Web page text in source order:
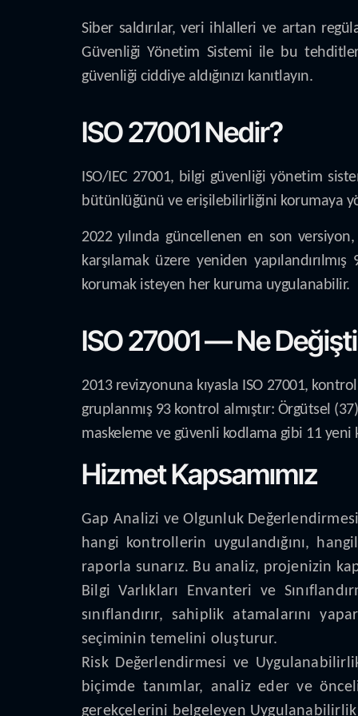
Siber saldırılar, veri ihlalleri ve artan
Güvenliği Yönetim Sistemi ile bu
güvenliği ciddiye aldığınızı kanıtlayın.
ISO 27001 Nedir?
ISO/IEC 27001, bilgi güvenliği yönetim
bütünlüğünü ve erişilebilirliğini korumaya
2022 yılında güncellenen en son
karşılamak üzere yeniden
korumak isteyen her kuruma uygulanabilir.
ISO 27001 — Ne Değişti
2013 revizyonuna kıyasla ISO 27001,
gruplanmış 93 kontrol almıştır: Örgütsel
maskeleme ve güvenli kodlama gibi 11
Hizmet Kapsamımız
Gap Analizi ve Olgunluk
hangi kontrollerin uygulandığını,
raporla sunarız. Bu analiz, projenizin
Bilgi Varlıkları Envanteri ve
sınıflandırır, sahiplik atamalarını
seçiminin temelini oluşturur.
Risk Değerlendirmesi ve
biçimde tanımlar, analiz eder ve
gerekçelerini belgeleyen Uygulanabilirlik